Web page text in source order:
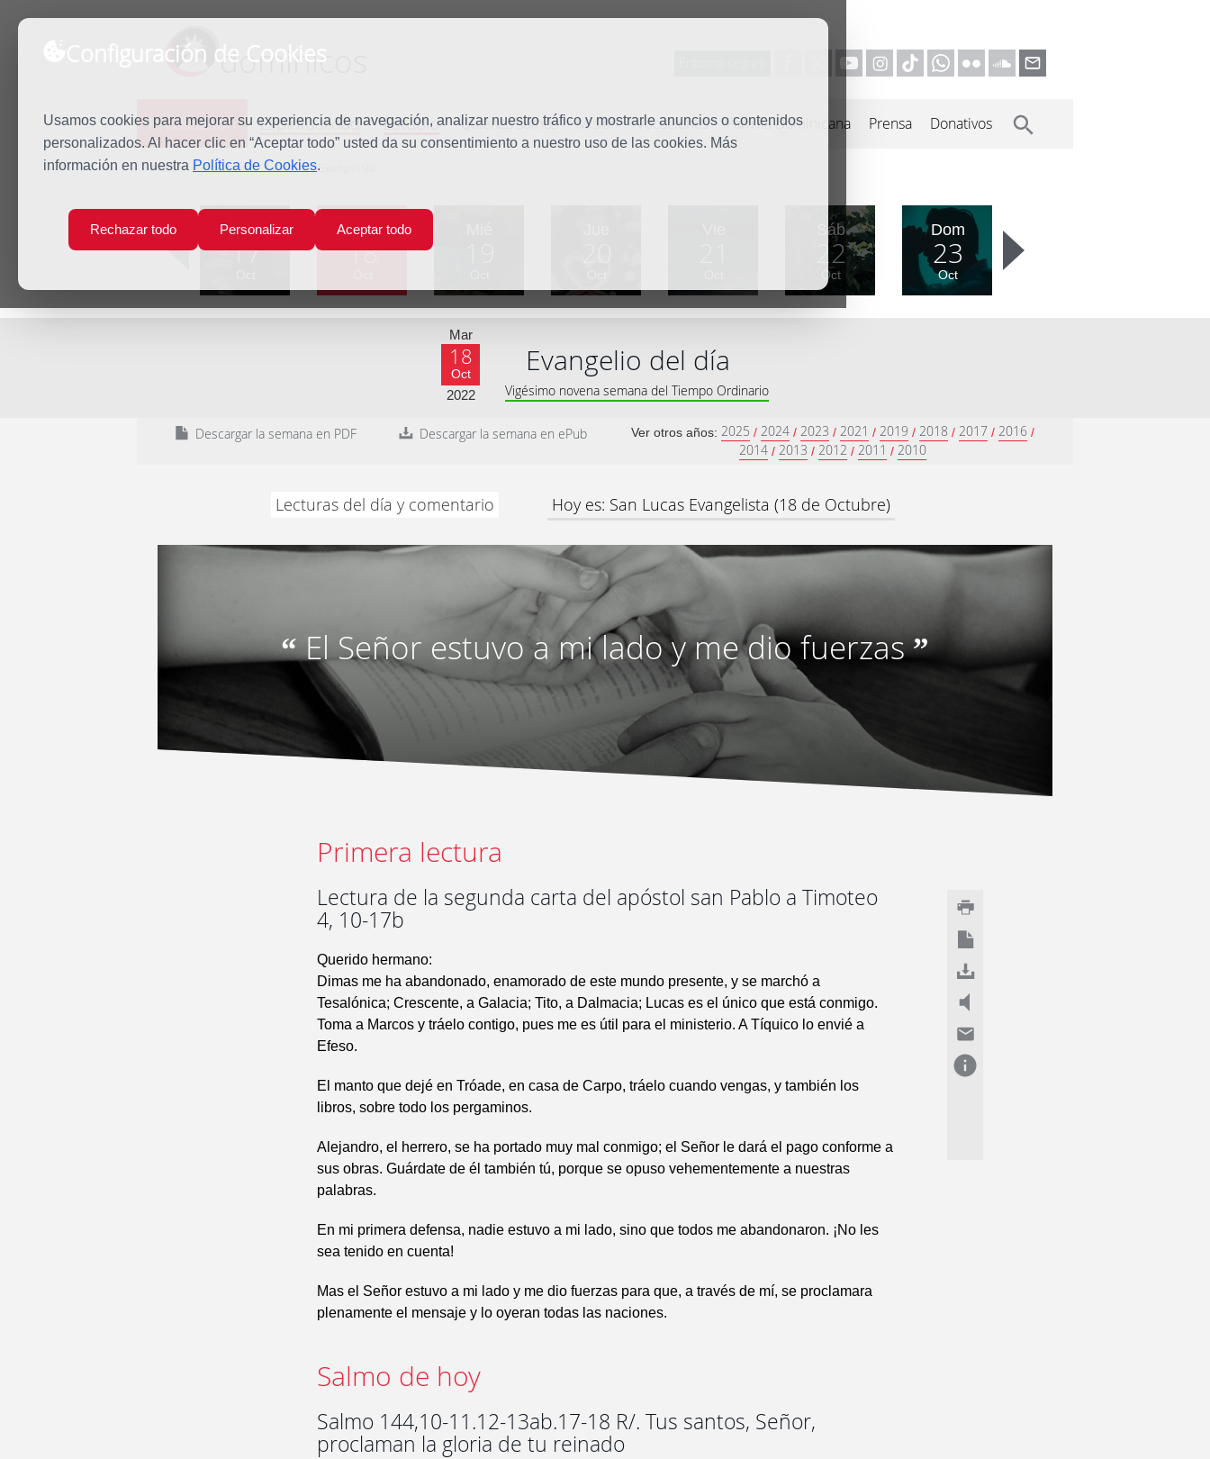
Configuración de Cookies
Usamos cookies para mejorar su experiencia de navegación, analizar nuestro tráfico y mostrarle anuncios o contenidos
personalizados. Al hacer clic en “Aceptar todo” usted da su consentimiento a nuestro uso de las cookies. Más
información en nuestra Política de Cookies.
Rechazar todo Personalizar Aceptar todo
dominicos
Predicación Espiritualidad Estudio Quiénes somos Misión Vocaciones Familia Dominicana Prensa Donativos
Inicio Predicación San Lucas Evangelista
Lun
17
Mar
18
Sáb
22
Oct
Dom
23
Oct
Mar
18
Oct
2022
Evangelio del día
Vigésimo novena semana del Tiempo Ordinario
Descargar la semana en PDF Descargar la semana en ePub Ver otros años: 2025 / 2024 / 2023 / 2021 / 2019 / 2018 / 2017 / 2016 /
2014 / 2013 / 2012 / 2011 / 2010
Lecturas del día y comentario Hoy es: San Lucas Evangelista (18 de Octubre)
“El Señor estuvo a mi lado y me dio fuerzas”
Primera lectura
Lectura de la segunda carta del apóstol san Pablo a Timoteo
4, 10-17b
Querido hermano:
Dimas me ha abandonado, enamorado de este mundo presente, y se marchó a
Tesalónica; Crescente, a Galacia; Tito, a Dalmacia; Lucas es el único que está conmigo.
Toma a Marcos y tráelo contigo, pues me es útil para el ministerio. A Tíquico lo envié a
Efeso.
El manto que dejé en Tróade, en casa de Carpo, tráelo cuando vengas, y también los
libros, sobre todo los pergaminos.
Alejandro, el herrero, se ha portado muy mal conmigo; el Señor le dará el pago conforme a
sus obras. Guárdate de él también tú, porque se opuso vehementemente a nuestras
palabras.
En mi primera defensa, nadie estuvo a mi lado, sino que todos me abandonaron. ¡No les
sea tenido en cuenta!
Mas el Señor estuvo a mi lado y me dio fuerzas para que, a través de mí, se proclamara
plenamente el mensaje y lo oyeran todas las naciones.
Salmo de hoy
Salmo 144,10-11.12-13ab.17-18 R/. Tus santos, Señor,
proclaman la gloria de tu reinado